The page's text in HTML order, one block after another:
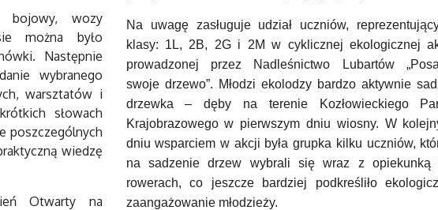
bojowy, wozy
można było
Następnie
wybranego
warsztatów i
słowach
poszczególnych
wiedzę
Otwarty na
Na uwagę zasługuje udział uczniów,
klasy: 1L, 2B, 2G i 2M w cyklicznej ekologicznej
prowadzonej przez Nadleśnictwo Lubartów
swoje drzewo”. Młodzi ekolodzy bardzo aktywnie
drzewka – dęby na terenie Kozłowieckiego
Krajobrazowego w pierwszym dniu wiosny. W
dniu wsparciem w akcji była grupka kilku uczniów,
na sadzenie drzew wybrali się wraz z opiekunką
rowerach, co jeszcze bardziej podkreśliło
zaangażowanie młodzieży.